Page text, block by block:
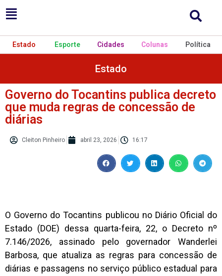
Estado Esporte Cidades Colunas Política
Estado
Governo do Tocantins publica decreto
que muda regras de concessão de
diárias
Cleiton Pinheiro abril 23, 2026 16:17
O Governo do Tocantins publicou no Diário Oficial do
Estado (DOE) dessa quarta-feira, 22, o Decreto nº
7.146/2026, assinado pelo governador Wanderlei
Barbosa, que atualiza as regras para concessão de
diárias e passagens no serviço público estadual para